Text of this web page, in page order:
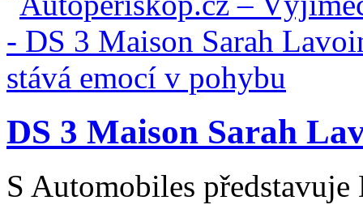
DS 3 Maison Sarah
S Automobiles